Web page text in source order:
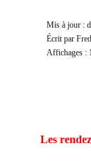
Mis à jour :
Écrit par
Affichages :
Les